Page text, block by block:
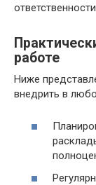
работе
Ниже
внедрить в